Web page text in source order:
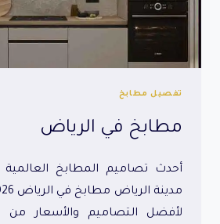
تفصيل مطابخ
مطابخ في الرياض
أحدث تصاميم المطابخ العالمية
لأفضل التصاميم والأسعار من